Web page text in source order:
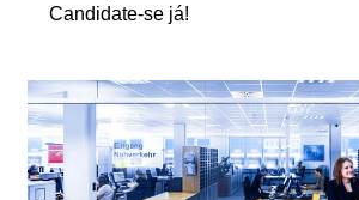
Candidate-se já!